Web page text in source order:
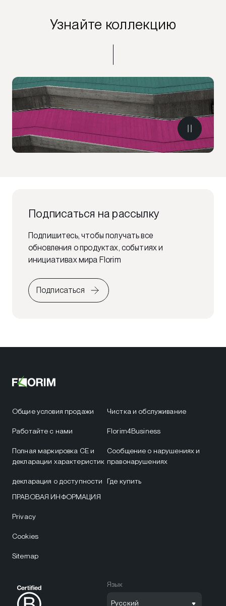
Узнайте коллекцию
Подписаться на рассылку
Подпишитесь, чтобы получать все
обновления о продуктах, событиях и
инициативах мира Florim
Подписаться
Общие условия продажи
Работайте с нами
Полная маркировка CE и
декларации характеристик
декларация о доступности
Чистка и обслуживание
Florim4Business
Сообщение о нарушениях и
правонарушениях
Где купить
ПРАВОВАЯ ИНФОРМАЦИЯ
Privacy
Cookies
Sitemap
Язык
Русский